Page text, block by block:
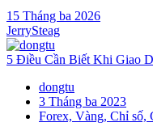
15 Tháng ba 2026
JerrySteag
5 Điều Cần Biết Khi Giao
dongtu
3 Tháng ba 2023
Forex, Vàng, Chỉ số,